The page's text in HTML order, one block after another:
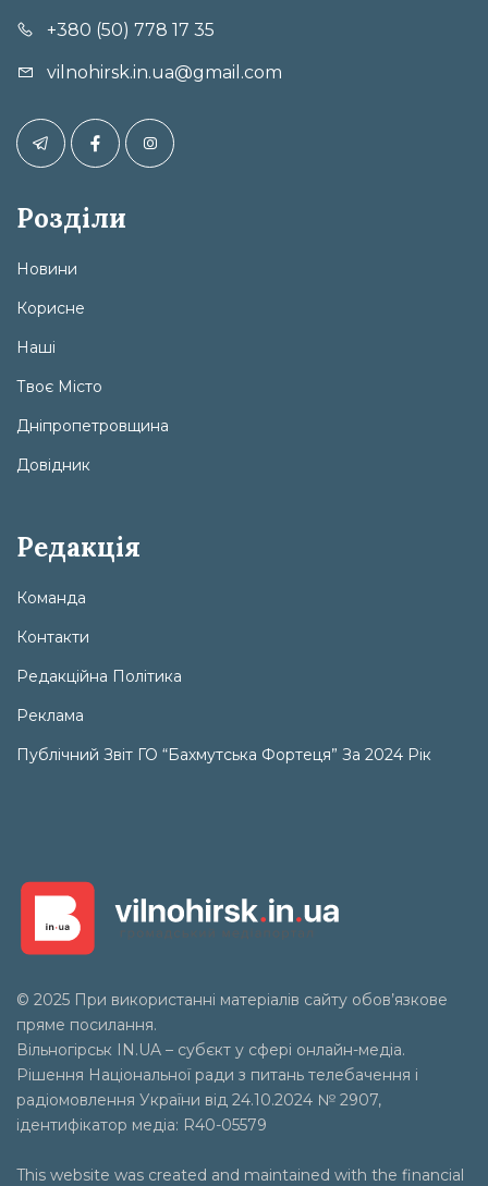
+380 (50) 778 17 35
vilnohirsk.in.ua@gmail.com
Розділи
Новини
Корисне
Наші
Твоє Місто
Дніпропетровщина
Довідник
Редакція
Команда
Контакти
Редакційна Політика
Реклама
Публічний Звіт ГО “Бахмутська Фортеця” За 2024 Рік
© 2025 При використанні матеріалів сайту обов’язкове
пряме посилання.
Вільногірськ
IN.UA – субєкт у сфері онлайн-медіа.
Рішення Національної ради з питань телебачення і
радіомовлення України від 24.10.2024 № 2907,
ідентифікатор медіа: R40-05579
This website was created and maintained with the financial